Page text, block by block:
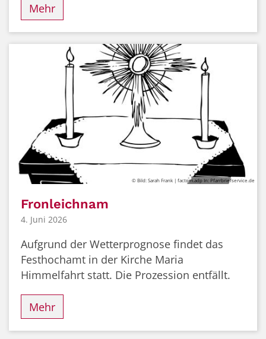
Mehr
© Bild: Sarah Frank | factum.adp In: Pfarrbriefservice.de
Fronleichnam
4. Juni 2026
Aufgrund der Wetterprognose findet das
Festhochamt in der Kirche Maria
Himmelfahrt statt. Die Prozession entfällt.
Mehr